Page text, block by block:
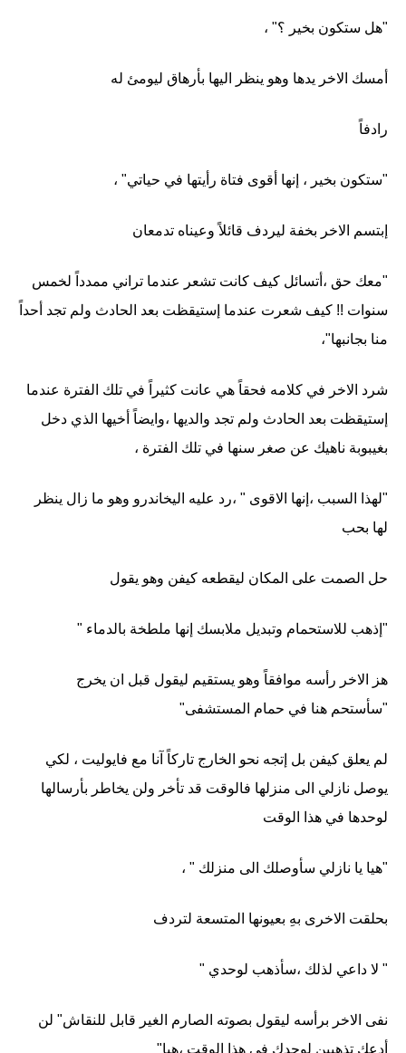
"هل ستكون بخير ؟" ،
أمسك الاخر يدها وهو ينظر اليها بأرهاق ليومئ له
رادفاً
"ستكون بخير ، إنها أقوى فتاة رأيتها في حياتي" ،
إبتسم الاخر بخفة ليردف قائلاً وعيناه تدمعان
"معك حق ،أتسائل كيف كانت تشعر عندما تراني ممدداً لخمس
سنوات !! كيف شعرت عندما إستيقظت بعد الحادث ولم تجد أحداً
منا بجانبها"،
شرد الاخر في كلامه فحقاً هي عانت كثيراً في تلك الفترة عندما
إستيقظت بعد الحادث ولم تجد والديها ،وايضاً أخيها الذي دخل
بغيبوبة ناهيك عن صغر سنها في تلك الفترة ،
"لهذا السبب ،إنها الاقوى " ،رد عليه اليخاندرو وهو ما زال ينظر
لها بحب
حل الصمت على المكان ليقطعه كيفن وهو يقول
"إذهب للاستحمام وتبديل ملابسك إنها ملطخة بالدماء "
هز الاخر رأسه موافقاً وهو يستقيم ليقول قبل ان يخرج
"سأستحم هنا في حمام المستشفى"
لم يعلق كيفن بل إتجه نحو الخارج تاركاً آنا مع فايوليت ، لكي
يوصل نازلي الى منزلها فالوقت قد تأخر ولن يخاطر بأرسالها
لوحدها في هذا الوقت
"هيا يا نازلي سأوصلك الى منزلك " ،
بحلقت الاخرى بهِ بعيونها المتسعة لتردف
" لا داعي لذلك ،سأذهب لوحدي "
نفى الاخر برأسه ليقول بصوته الصارم الغير قابل للنقاش" لن
أدعكِ تذهبين لوحدك في هذا الوقت ،هيا"